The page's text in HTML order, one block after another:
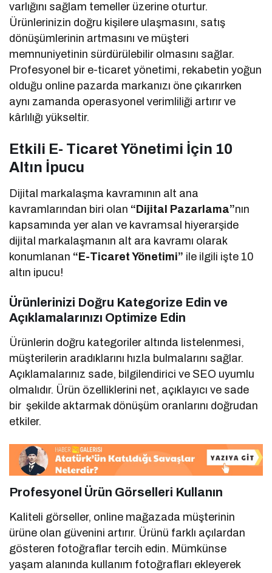
varlığını sağlam temeller üzerine oturtur.
Ürünlerinizin doğru kişilere ulaşmasını, satış
dönüşümlerinin artmasını ve müşteri
memnuniyetinin sürdürülebilir olmasını sağlar.
Profesyonel bir e-ticaret yönetimi, rekabetin yoğun
olduğu online pazarda markanızı öne çıkarırken
aynı zamanda operasyonel verimliliği artırır ve
kârlılığı yükseltir.
Etkili E- Ticaret Yönetimi İçin 10
Altın İpucu
Dijital markalaşma kavramının alt ana
kavramlarından biri olan “Dijital Pazarlama”nın
kapsamında yer alan ve kavramsal hiyerarşide
dijital markalaşmanın alt ara kavramı olarak
konumlanan “E-Ticaret Yönetimi” ile ilgili işte 10
altın ipucu!
Ürünlerinizi Doğru Kategorize Edin ve
Açıklamalarınızı Optimize Edin
Ürünlerin doğru kategoriler altında listelenmesi,
müşterilerin aradıklarını hızla bulmalarını sağlar.
Açıklamalarınız sade, bilgilendirici ve SEO uyumlu
olmalıdır. Ürün özelliklerini net, açıklayıcı ve sade
bir şekilde aktarmak dönüşüm oranlarını doğrudan
etkiler.
Profesyonel Ürün Görselleri Kullanın
Kaliteli görseller, online mağazada müşterinin
ürüne olan güvenini artırır. Ürünü farklı açılardan
gösteren fotoğraflar tercih edin. Mümkünse
yaşam alanında kullanım fotoğrafları ekleyerek